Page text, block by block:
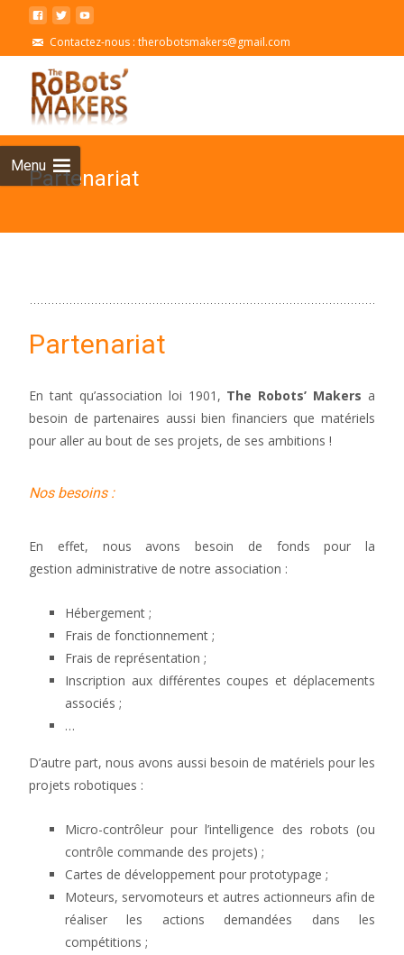
Contactez-nous : therobotsmakers@gmail.com
Menu
Partenariat
Partenariat
En tant qu’association loi 1901, The Robots’ Makers a
besoin de partenaires aussi bien financiers que matériels
pour aller au bout de ses projets, de ses ambitions !
Nos besoins :
En effet, nous avons besoin de fonds pour la
gestion administrative de notre association :
Hébergement ;
Frais de fonctionnement ;
Frais de représentation ;
Inscription aux différentes coupes et déplacements
associés ;
…
D’autre part, nous avons aussi besoin de matériels pour les
projets robotiques :
Micro-contrôleur pour l’intelligence des robots (ou
contrôle commande des projets) ;
Cartes de développement pour prototypage ;
Moteurs, servomoteurs et autres actionneurs afin de
réaliser les actions demandées dans les
compétitions ;